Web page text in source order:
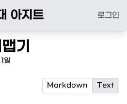
아지트 로그인
기
일
Markdown
Text